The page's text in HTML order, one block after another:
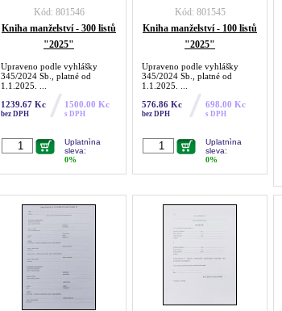
Kód: 801546
Kniha manželství - 300 listů
"2025"
Upraveno podle vyhlášky
345/2024 Sb., platné od
1.1.2025. ...
1239.67 Kc
bez DPH
1500.00 Kc
s DPH
Uplatnìna
sleva:
0%
Kód: 801545
Kniha manželství - 100 listů
"2025"
Upraveno podle vyhlášky
345/2024 Sb., platné od
1.1.2025. ...
576.86 Kc
bez DPH
698.00 Kc
s DPH
Uplatnìna
sleva:
0%